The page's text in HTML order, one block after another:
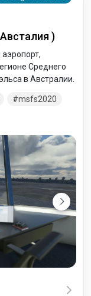
)
Среднего
в Австралии.
msfs2020